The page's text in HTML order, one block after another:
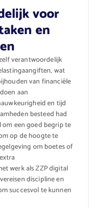
voor
en
verantwoordelijk
wat
van financiële
aan
en tijd
besteed had
om een goed begrip te
op de hoogte te
om boetes of
werk als ZZP digital
discipline en
succesvol te kunnen